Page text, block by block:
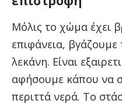
Μόλις το χώμα έχει
επιφάνεια,
λεκάνη. Είναι
αφήσουμε κάπου να
περιττά νερά. Το